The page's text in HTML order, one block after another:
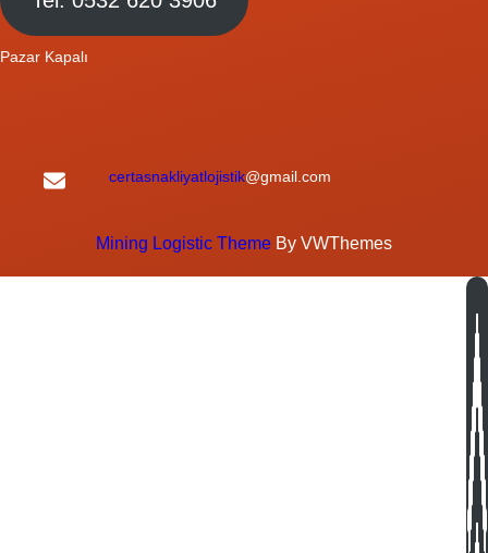
Pazar Kapalı
certasnakliyatlojistik@gmail.com
Mining Logistic Theme By VWThemes